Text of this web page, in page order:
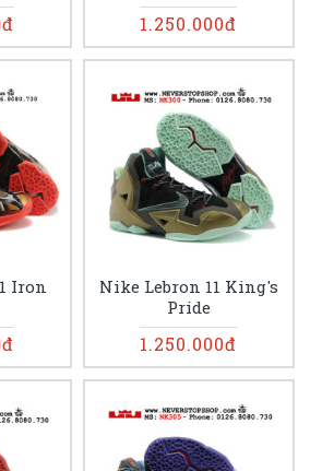
1.250.000đ
Iron
Nike Lebron 11 King's
Pride
1.250.000đ